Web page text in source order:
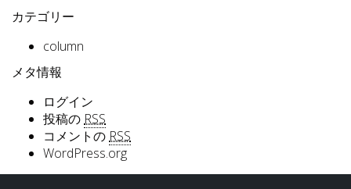
カテゴリー
column
メタ情報
ログイン
投稿の RSS
コメントの RSS
WordPress.org